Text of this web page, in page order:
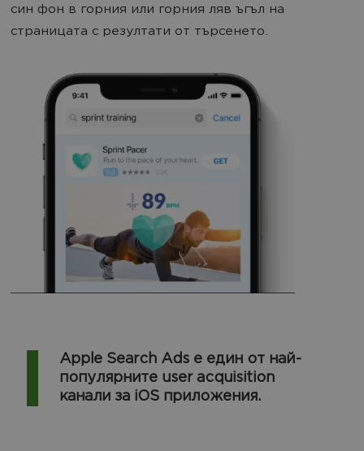
син фон в горния или горния ляв ъгъл на
страницата с резултати от търсенето.
Apple Search Ads е един от най-
популярните user acquisition
канали за iOS приложения.